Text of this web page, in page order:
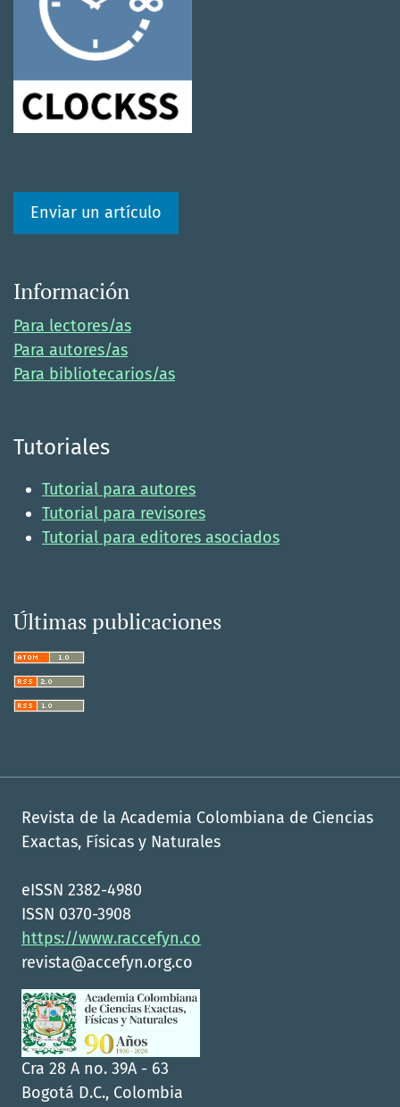
Enviar un artículo
Información
Para lectores/as
Para autores/as
Para bibliotecarios/as
Tutoriales
Tutorial para autores
Tutorial para revisores
Tutorial para editores asociados
Últimas publicaciones
Revista de la Academia Colombiana de Ciencias
Exactas, Físicas y Naturales
eISSN 2382-4980
ISSN 0370-3908
https://www.raccefyn.co
revista@accefyn.org.co
Cra 28 A no. 39A - 63
Bogotá D.C., Colombia